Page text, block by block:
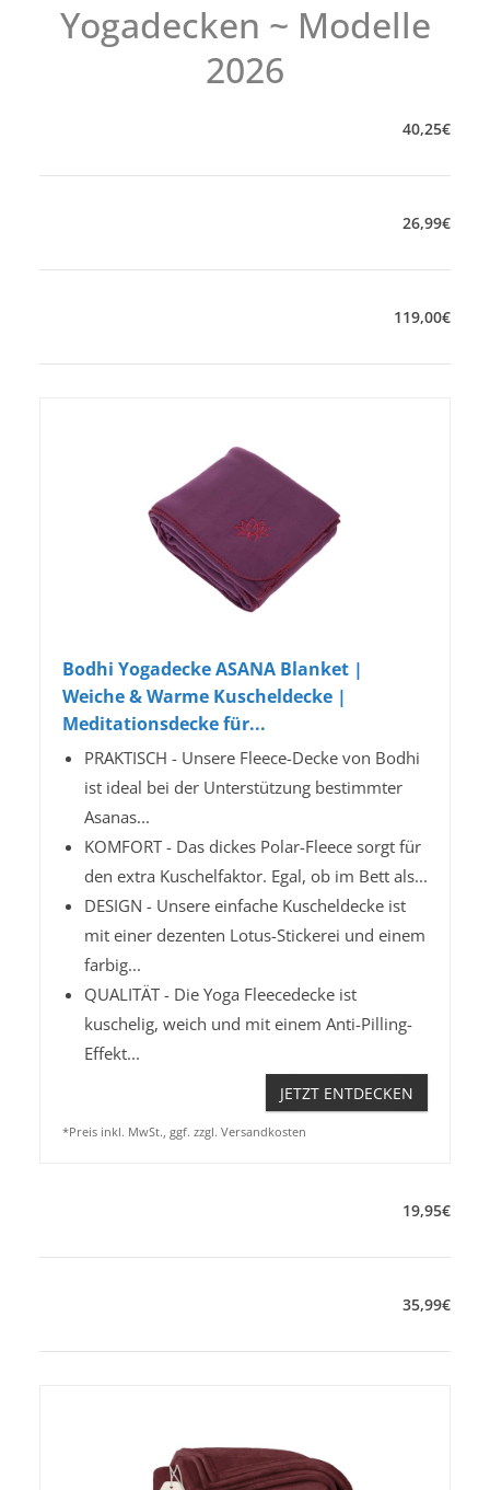
Yogadecken ~ Modelle
2026
40,25€
26,99€
119,00€
Bodhi Yogadecke ASANA Blanket |
Weiche & Warme Kuscheldecke |
Meditationsdecke für...
PRAKTISCH - Unsere Fleece-Decke von Bodhi
ist ideal bei der Unterstützung bestimmter
Asanas...
KOMFORT - Das dickes Polar-Fleece sorgt für
den extra Kuschelfaktor. Egal, ob im Bett als...
DESIGN - Unsere einfache Kuscheldecke ist
mit einer dezenten Lotus-Stickerei und einem
farbig...
QUALITÄT - Die Yoga Fleecedecke ist
kuschelig, weich und mit einem Anti-Pilling-
Effekt...
JETZT ENTDECKEN
*Preis inkl. MwSt., ggf. zzgl. Versandkosten
19,95€
35,99€